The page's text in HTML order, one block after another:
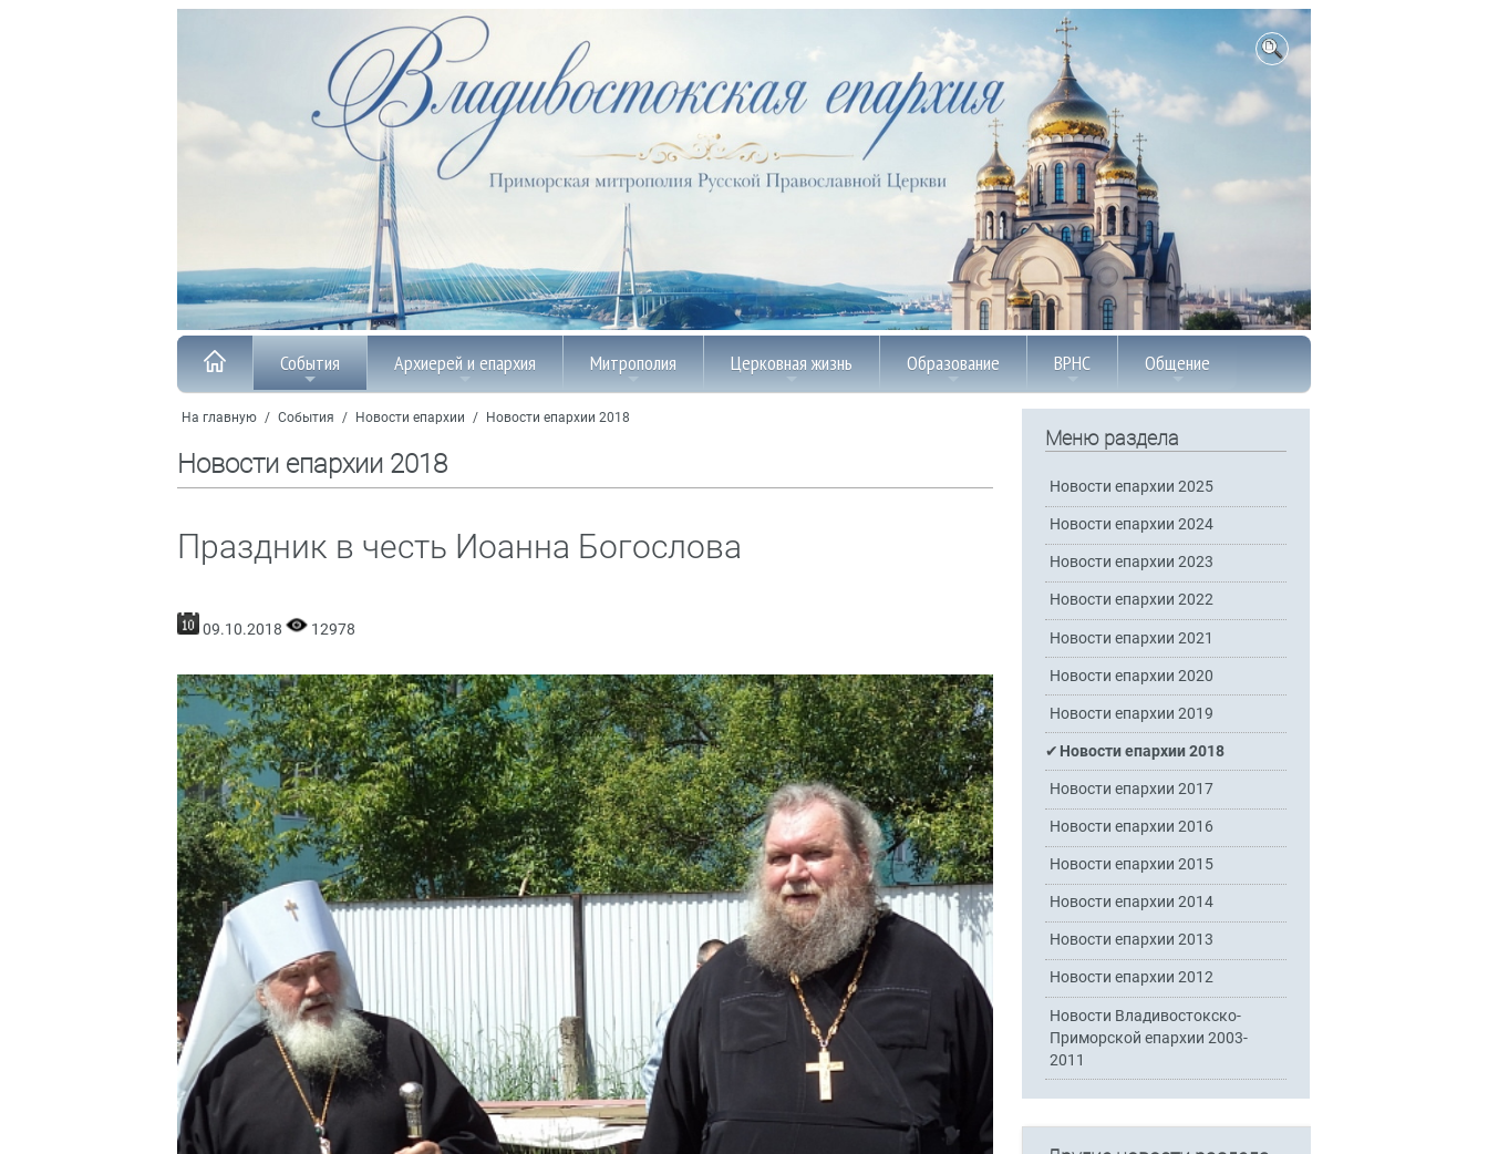
События Архиерей и епархия Митрополия Церковная жизнь Образование ВРНС Общение
На главную / События / Новости епархии / Новости епархии 2018
Новости епархии 2018
Праздник в честь Иоанна Богослова
09.10.2018 12978
Меню раздела
Новости епархии 2025
Новости епархии 2024
Новости епархии 2023
Новости епархии 2022
Новости епархии 2021
Новости епархии 2020
Новости епархии 2019
Новости епархии 2018
Новости епархии 2017
Новости епархии 2016
Новости епархии 2015
Новости епархии 2014
Новости епархии 2013
Новости епархии 2012
Новости Владивостокско-
Приморской епархии 2003-
2011